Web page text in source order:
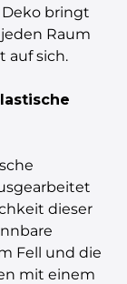
bringt
Raum
auf sich.
dieser
Fell und die
mit einem